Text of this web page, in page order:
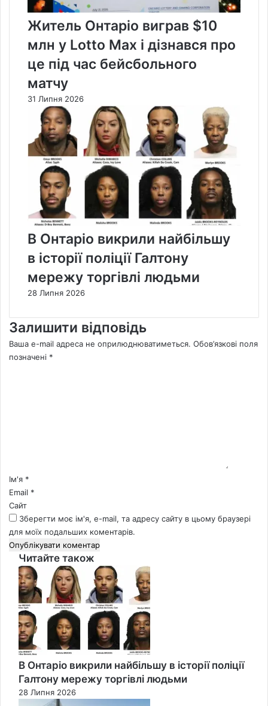
Житель Онтаріо виграв $10
млн у Lotto Max і дізнався про
це під час бейсбольного
матчу
31 Липня 2026
В Онтаріо викрили найбільшу
в історії поліції Галтону
мережу торгівлі людьми
28 Липня 2026
Залишити відповідь
Ваша e-mail адреса не оприлюднюватиметься. Обов’язкові поля
позначені *
*Ім'я *
Email *
Сайт
Зберегти моє ім'я, e-mail, та адресу сайту в цьому браузері
для моїх подальших коментарів.
Читайте також
Close
В Онтаріо викрили найбільшу в історії поліції
Галтону мережу торгівлі людьми
28 Липня 2026